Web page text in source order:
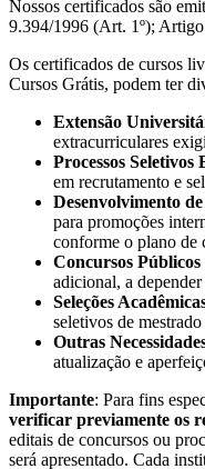
Nossos certificados são
9.394/1996 (Art. 1º);
Os certificados de cursos
Cursos Grátis, podem ter
Extensão
extracurriculares
Processos Seletivos
em recrutamento e
Desenvolvimento
para promoções
conforme o plano de
Concursos
adicional, a
Seleções
seletivos de
Outras
atualização e
Importante: Para fins
verificar previamente os
editais de concursos ou
será apresentado. Cada